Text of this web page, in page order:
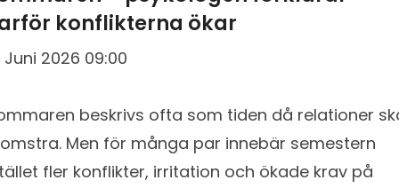
konflikterna ökar
Juni 2026 09:00
beskrivs ofta som tiden då relationer
Men för många par innebär semestern
fler konflikter, irritation och ökade krav på